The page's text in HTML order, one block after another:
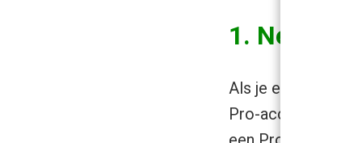
1. Neem
Als je een